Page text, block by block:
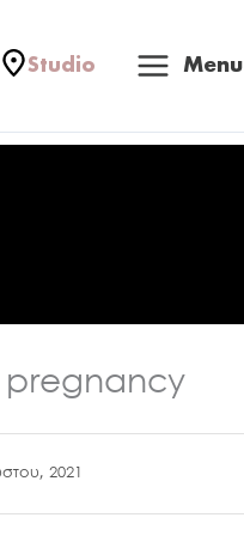
Studio
Menu
Menu
pregnancy
2021